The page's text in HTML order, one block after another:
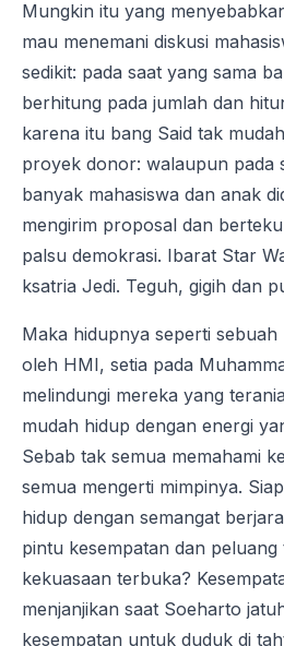
Mungkin itu yang
mau menemani diskusi
sedikit: pada saat yang sama
berhitung pada jumlah dan
karena itu bang Said tak
proyek donor: walaupun pada
banyak mahasiswa dan anak
mengirim proposal dan
palsu demokrasi. Ibarat Star
ksatria Jedi. Teguh, gigih dan
Maka hidupnya seperti sebuah
oleh HMI, setia pada
melindungi mereka yang
mudah hidup dengan energi
Sebab tak semua memahami
semua mengerti mimpinya.
hidup dengan semangat
pintu kesempatan dan
kekuasaan terbuka?
menjanjikan saat Soeharto
kesempatan untuk duduk di